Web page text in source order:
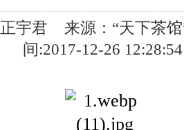
宇君 来源：“天下茶
间:2017-12-26 12:28:54